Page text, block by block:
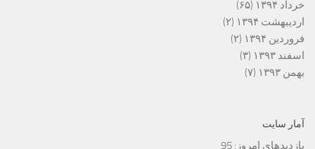
خرداد ۱۳۹۴
(۶۵)
اردیبهشت ۱۳۹۴
(۲)
فروردین ۱۳۹۴
(۲)
اسفند ۱۳۹۳
(۳)
بهمن ۱۳۹۳
(۷)
آمار سایت
بازدیدهای امروز: 95